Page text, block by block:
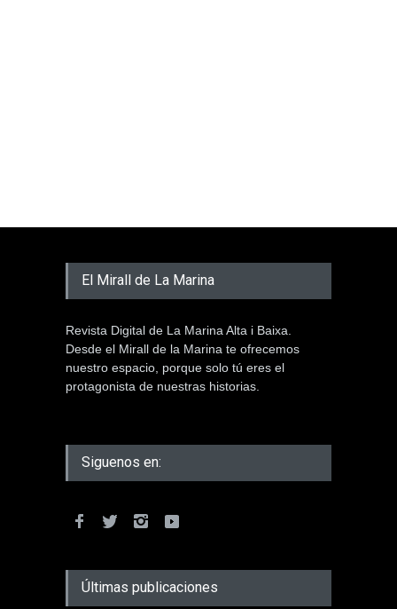
El Mirall de La Marina
Revista Digital de La Marina Alta i Baixa.
Desde el Mirall de la Marina te ofrecemos
nuestro espacio, porque solo tú eres el
protagonista de nuestras historias.
Siguenos en:
Últimas publicaciones